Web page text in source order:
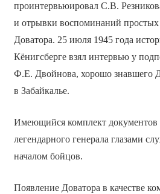
проинтервьюировал С.В.
и отрывки воспоминаний
Доватора. 25 июля 1945 года
Кёнигсберге взял интервью у
Ф.Е. Двойнова, хорошо знавшего
в Забайкалье.
Имеющийся комплект документов
легендарного генерала глазами
началом бойцов.
Появление Доватора в качестве